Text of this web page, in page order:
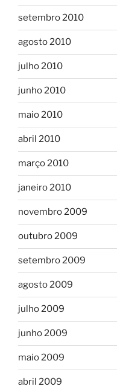
setembro 2010
agosto 2010
julho 2010
junho 2010
maio 2010
abril 2010
março 2010
janeiro 2010
novembro 2009
outubro 2009
setembro 2009
agosto 2009
julho 2009
junho 2009
maio 2009
abril 2009